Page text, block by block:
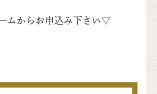
ムからお申込み下さい▽